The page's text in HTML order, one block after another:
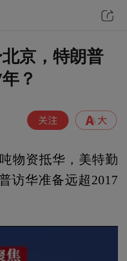
京，特朗普
？
物资抵华，美特勤
访华准备远超2017